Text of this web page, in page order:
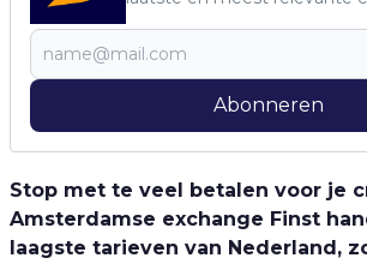
Abonneren
Stop met te veel betalen voor je
Amsterdamse exchange Finst
laagste tarieven van Nederland,